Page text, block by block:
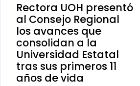
Rectora UOH presentó
al Consejo Regional
los avances que
consolidan a la
Universidad Estatal
tras sus primeros 11
años de vida